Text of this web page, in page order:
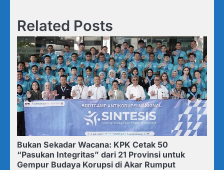
Related Posts
Bukan Sekadar Wacana: KPK Cetak 50
“Pasukan Integritas” dari 21 Provinsi untuk
Gempur Budaya Korupsi di Akar Rumput